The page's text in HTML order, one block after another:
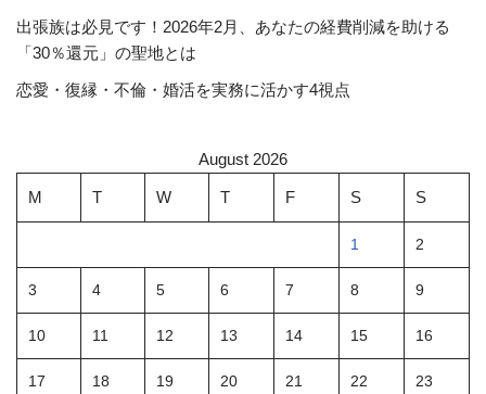
出張族は必見です！2026年2月、あなたの経費削減を助ける
「30％還元」の聖地とは
恋愛・復縁・不倫・婚活を実務に活かす4視点
August 2026
M T W T F S S
1 2
3 4 5 6 7 8 9
10 11 12 13 14 15 16
17 18 19 20 21 22 23